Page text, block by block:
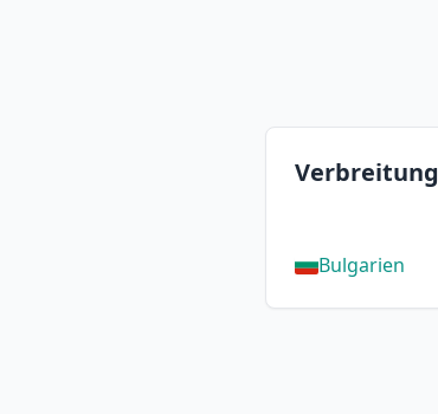
Verbreitung
Bulgarien